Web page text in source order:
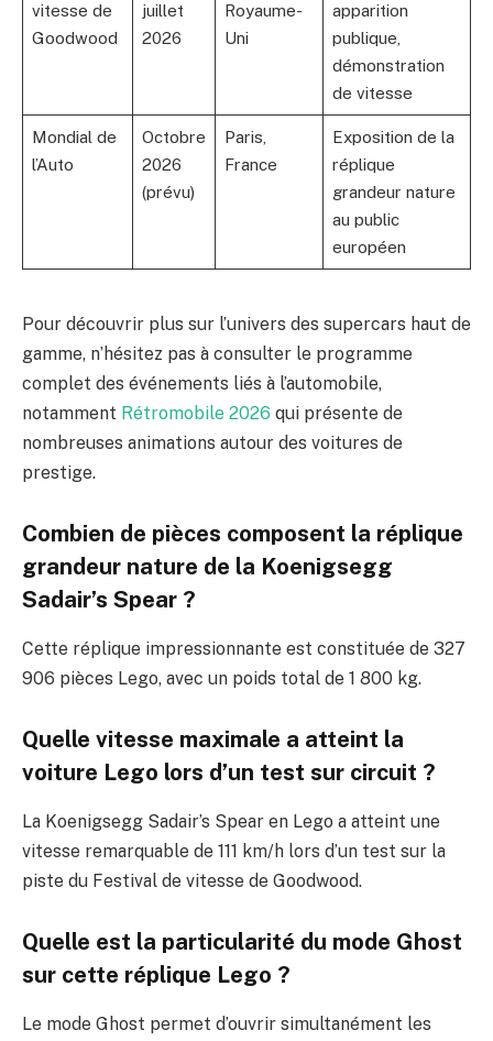
vitesse de
Goodwood
juillet
2026
Royaume-
Uni
apparition
publique,
démonstration
de vitesse
Mondial de
l’Auto
Octobre
2026
(prévu)
Paris,
France
Exposition de la
réplique
grandeur nature
au public
européen
Pour découvrir plus sur l’univers des supercars haut de
gamme, n’hésitez pas à consulter le programme
complet des événements liés à l’automobile,
notamment Rétromobile 2026 qui présente de
nombreuses animations autour des voitures de
prestige.
Combien de pièces composent la réplique
grandeur nature de la Koenigsegg
Sadair’s Spear ?
Cette réplique impressionnante est constituée de 327
906 pièces Lego, avec un poids total de 1 800 kg.
Quelle vitesse maximale a atteint la
voiture Lego lors d’un test sur circuit ?
La Koenigsegg Sadair’s Spear en Lego a atteint une
vitesse remarquable de 111 km/h lors d’un test sur la
piste du Festival de vitesse de Goodwood.
Quelle est la particularité du mode Ghost
sur cette réplique Lego ?
Le mode Ghost permet d’ouvrir simultanément les